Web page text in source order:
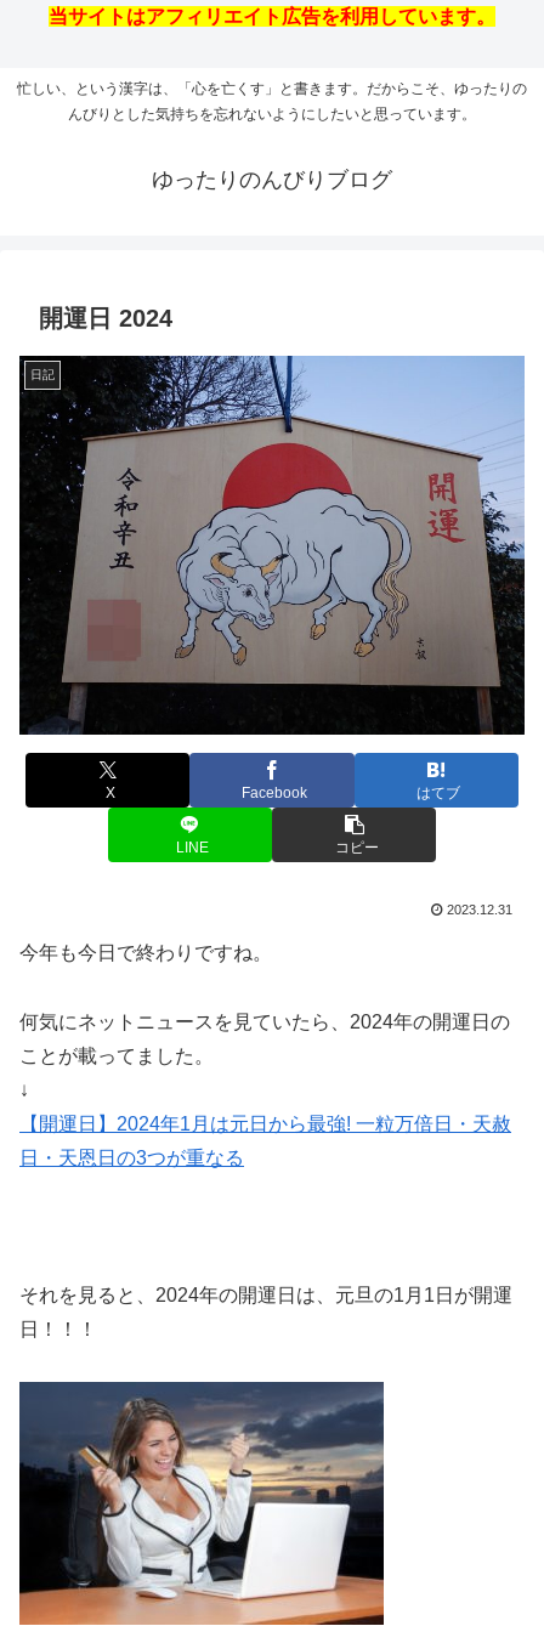
当サイトはアフィリエイト広告を利用しています。
忙しい、という漢字は、「心を亡くす」と書きます。だからこそ、ゆったりの
んびりとした気持ちを忘れないようにしたいと思っています。
ゆったりのんびりブログ
開運日 2024
日記
X Facebook はてブ
LINE コピー
2023.12.31
今年も今日で終わりですね。
何気にネットニュースを見ていたら、2024年の開運日の
ことが載ってました。
↓
【開運日】2024年1月は元日から最強! 一粒万倍日・天赦
日・天恩日の3つが重なる
それを見ると、2024年の開運日は、元旦の1月1日が開運
日！！！